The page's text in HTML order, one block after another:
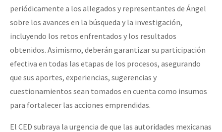
periódicamente a los allegados y representantes de Ángel
sobre los avances en la búsqueda y la investigación,
incluyendo los retos enfrentados y los resultados
obtenidos. Asimismo, deberán garantizar su participación
efectiva en todas las etapas de los procesos, asegurando
que sus aportes, experiencias, sugerencias y
cuestionamientos sean tomados en cuenta como insumos
para fortalecer las acciones emprendidas.
El CED subraya la urgencia de que las autoridades mexicanas